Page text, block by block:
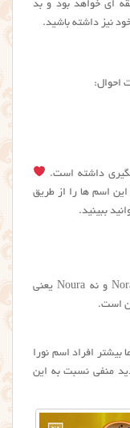
ای خواهد بود و بد
نیز داشته باشید.
احوال:
داشته است.
اسم ها را از طریق
ببینید.
نورا ریشه عربی دارد (نور + الف) و با تلفظ Nora و نه Noura یعنی
است.
افراد اسم نورا
منفی نسبت به این